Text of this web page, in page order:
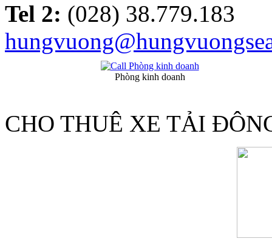
Tel 2: (028) 38.779.183
Phòng kinh doanh
CHO THUÊ XE TẢI